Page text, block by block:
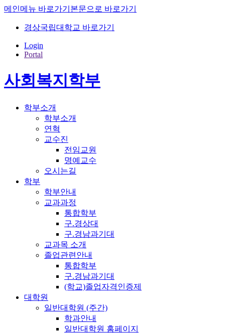
메인메뉴 바로가기 본문으로 바로가기
경상국립대학교 바로가기
Login
Portal
사회복지학부
학부소개
학부소개
연혁
교수진
전임교원
명예교수
오시는길
학부
학부안내
교과과정
통합학부
구.경상대
구.경남과기대
교과목 소개
졸업관련안내
통합학부
구.경남과기대
(학교)졸업자격인증제
대학원
일반대학원 (주간)
학과안내
일반대학원 홈페이지